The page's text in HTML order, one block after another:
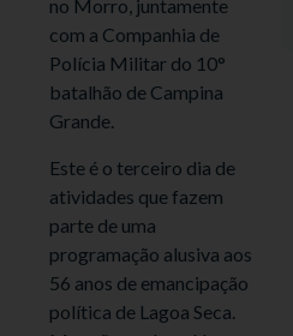
no Morro, juntamente
com a Companhia de
Polícia Militar do 10°
batalhão de Campina
Grande.
Este é o terceiro dia de
atividades que fazem
parte de uma
programação alusiva aos
56 anos de emancipação
política de Lagoa Seca.